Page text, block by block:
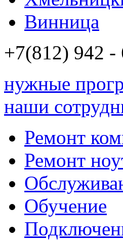
Винница
+7(812) 942
нужные
наши
Ремонт
Ремонт
Обучение